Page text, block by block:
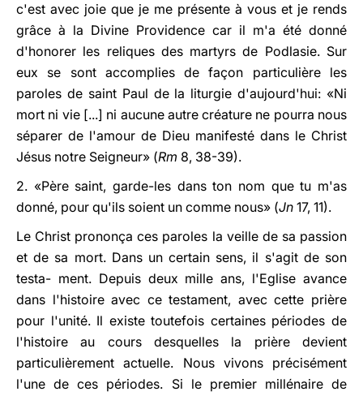
c'est avec joie que je me présente à vous et je rends
grâce à la Divine Providence car il m'a été donné
d'honorer les reliques des martyrs de Podlasie. Sur
eux se sont accomplies de façon particulière les
paroles de saint Paul de la liturgie d'aujourd'hui: «Ni
mort ni vie [...] ni aucune autre créature ne pourra nous
séparer de l'amour de Dieu manifesté dans le Christ
Jésus notre Seigneur» (Rm 8, 38-39).
2. «Père saint, garde-les dans ton nom que tu m'as
donné, pour qu'ils soient un comme nous» (Jn 17, 11).
Le Christ prononça ces paroles la veille de sa passion
et de sa mort. Dans un certain sens, il s'agit de son
testa- ment. Depuis deux mille ans, l'Eglise avance
dans l'histoire avec ce testament, avec cette prière
pour l'unité. Il existe toutefois certaines périodes de
l'histoire au cours desquelles la prière devient
particulièrement actuelle. Nous vivons précisément
l'une de ces périodes. Si le premier millénaire de